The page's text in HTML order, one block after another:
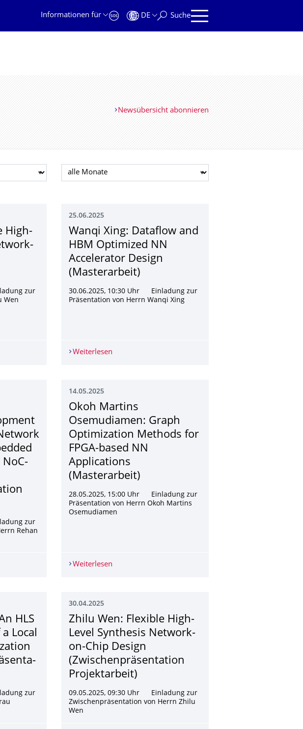
Informationen für
DE Suche
Newsübersicht abonnieren
Monat auswählen
Accelerators on FPGAs with Hardware-in-the-Loop (Masterarbeit)
High-
zur
Wen
High-Level Synthesis Network-on-Chip Design (Projektarbeit)
25.06.2025
Wanqi Xing: Dataflow and
HBM Optimized NN
Accelerator Design
(Masterarbeit)
30.06.2025, 10:30 Uhr Einladung zur
Präsentation von Herrn Wanqi Xing
Weiterlesen
Dynamic Dual-Issue RISC-V Processor (Masterarbeit)
zur
Rehan
Chandralal: Development of a Configurable Network Interface with Embedded Compute
14.05.2025
Okoh Martins
Osemudiamen: Graph
Optimization Methods for
FPGA-based NN
Applications
(Masterarbeit)
28.05.2025, 15:00 Uhr Einladung zur
Präsentation von Herrn Okoh Martins
Osemudiamen
Weiterlesen
HLS
Local
zur
30.04.2025
Zhilu Wen: Flexible High-
Level Synthesis Network-
on-Chip Design
(Zwischenpräsenta­tion
Projektarbeit)
09.05.2025, 09:30 Uhr Einladung zur
Zwischenpräsentation von Herrn Zhilu
Wen